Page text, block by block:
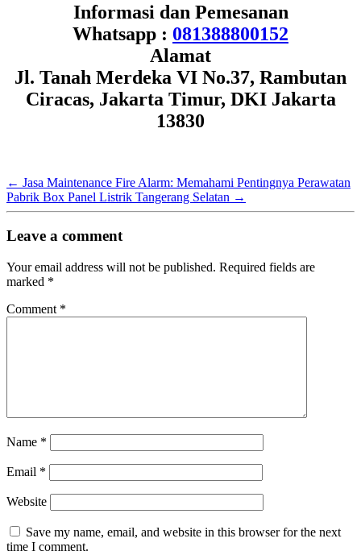
Informasi dan Pemesanan
Whatsapp : 081388800152
Alamat
Jl. Tanah Merdeka VI No.37, Rambutan
Ciracas, Jakarta Timur, DKI Jakarta
13830
← Jasa Maintenance Fire Alarm: Memahami Pentingnya Perawatan
Pabrik Box Panel Listrik Tangerang Selatan →
Leave a comment
Your email address will not be published. Required fields are
marked *
Comment *
Name *
Email *
Website
Save my name, email, and website in this browser for the next
time I comment.